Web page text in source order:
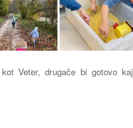
Veter, drugače bi gotovo kaj